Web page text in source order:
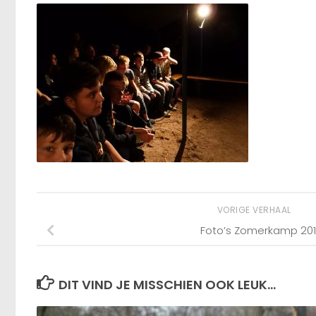
VORIGE VERHAAL
Foto’s Zomerkamp
DIT VIND JE MISSCHIEN OOK LEUK...